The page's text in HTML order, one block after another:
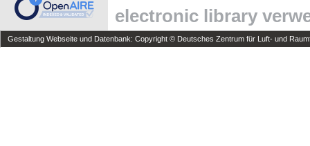
electronic library
Gestaltung Webseite und Datenbank: Copyright © Deutsches Zentrum für Luft- und